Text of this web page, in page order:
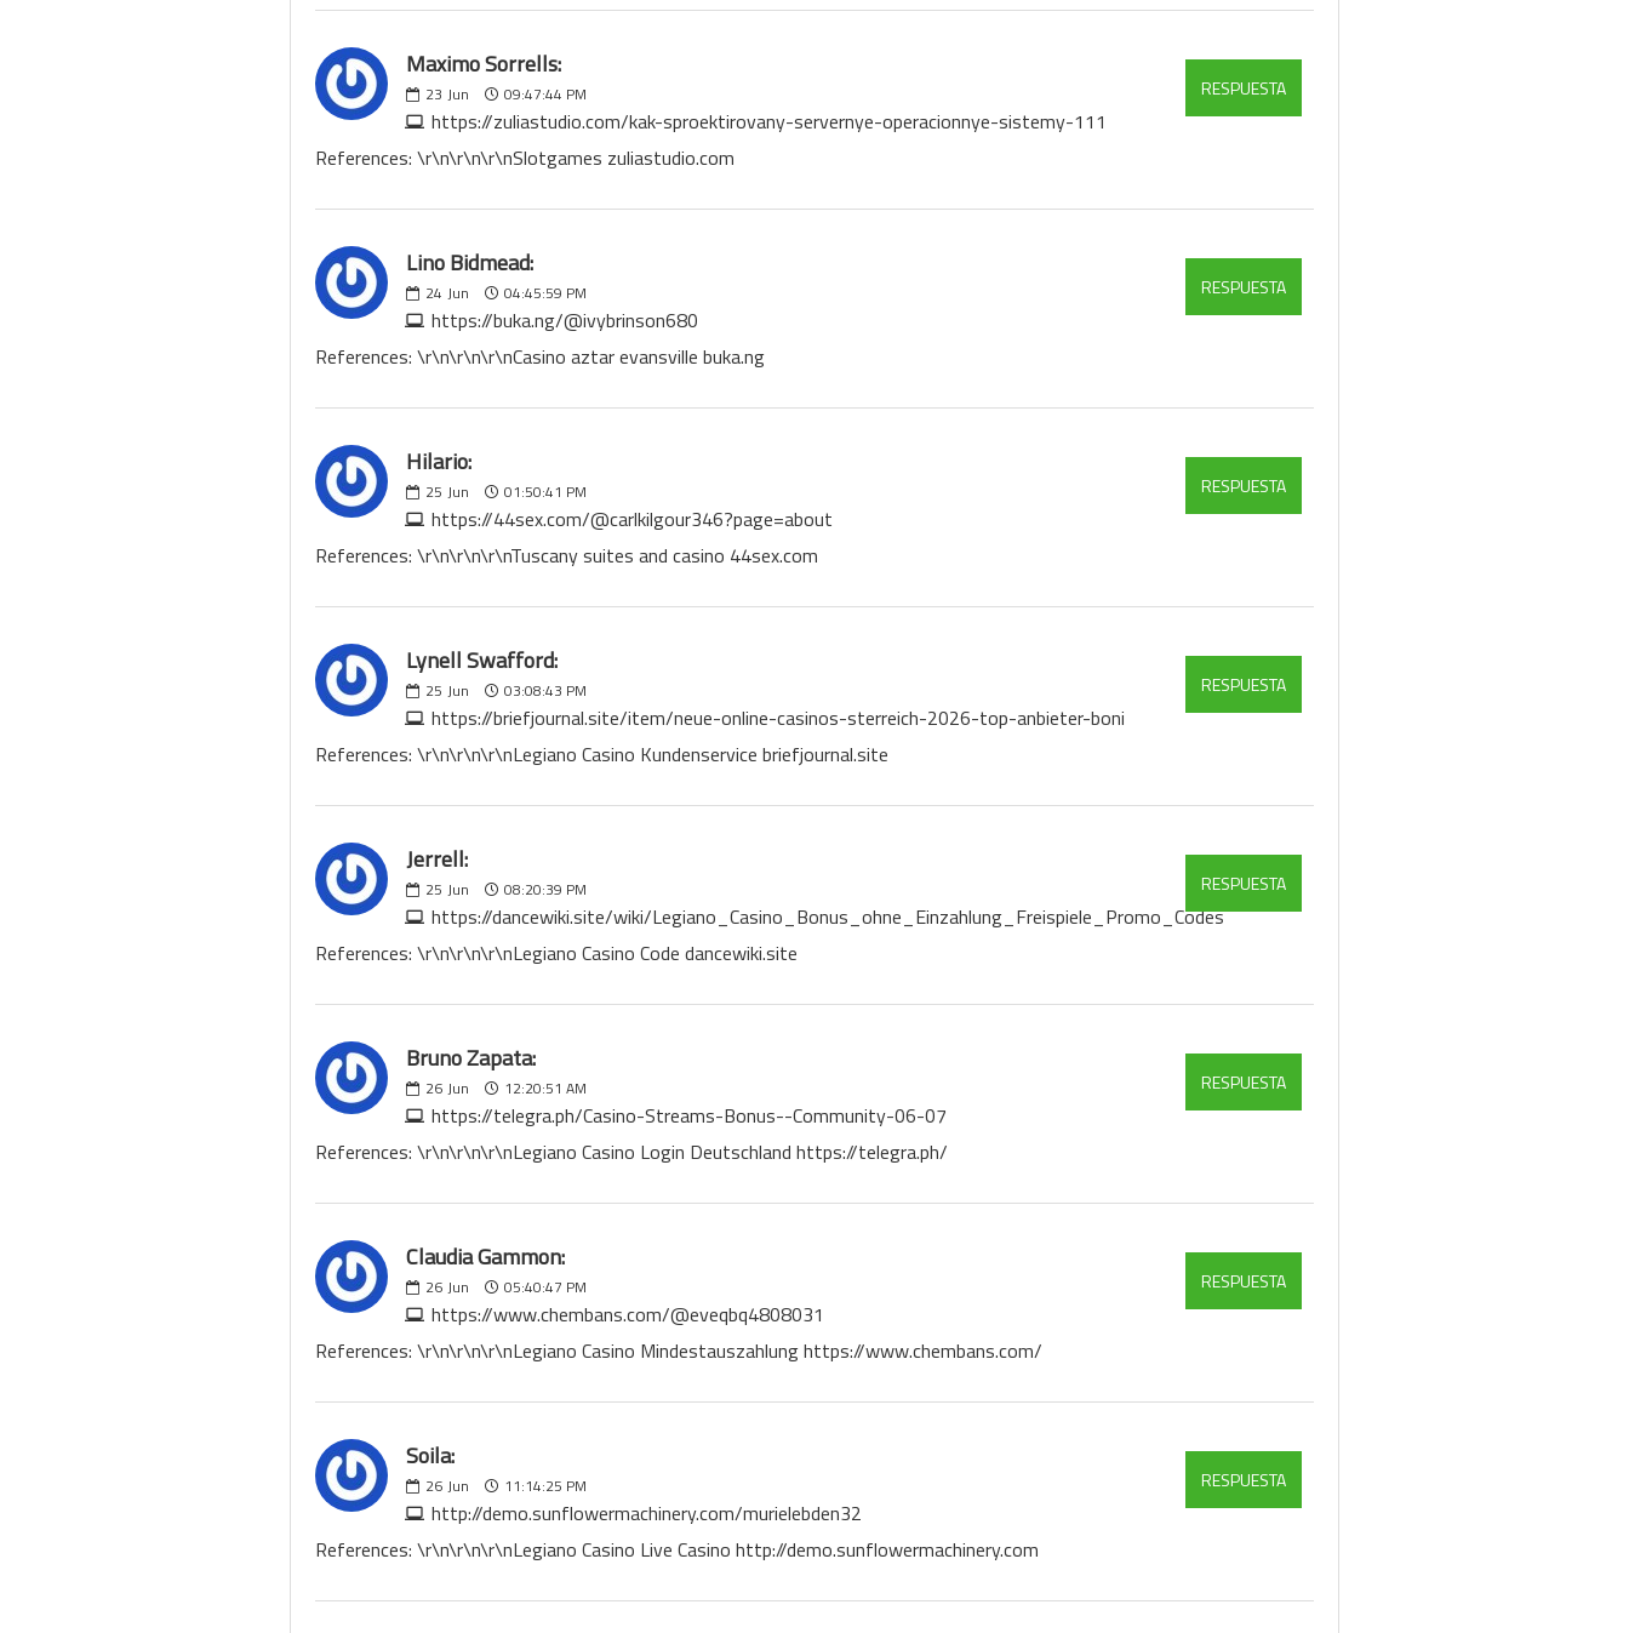
Maximo Sorrells:
23 Jun 09:47:44 PM
https://zuliastudio.com/kak-sproektirovany-servernye-operacionnye-sistemy-111
RESPUESTA
References: \r\n\r\n\r\nSlotgames zuliastudio.com
Lino Bidmead:
24 Jun 04:45:59 PM
https://buka.ng/@ivybrinson680
RESPUESTA
References: \r\n\r\n\r\nCasino aztar evansville buka.ng
Hilario:
25 Jun 01:50:41 PM
https://44sex.com/@carlkilgour346?page=about
RESPUESTA
References: \r\n\r\n\r\nTuscany suites and casino 44sex.com
Lynell Swafford:
25 Jun 03:08:43 PM
https://briefjournal.site/item/neue-online-casinos-sterreich-2026-top-anbieter-boni
RESPUESTA
References: \r\n\r\n\r\nLegiano Casino Kundenservice briefjournal.site
Jerrell:
25 Jun 08:20:39 PM
https://dancewiki.site/wiki/Legiano_Casino_Bonus_ohne_Einzahlung_Freispiele_Promo_Codes
RESPUESTA
References: \r\n\r\n\r\nLegiano Casino Code dancewiki.site
Bruno Zapata:
26 Jun 12:20:51 AM
https://telegra.ph/Casino-Streams-Bonus--Community-06-07
RESPUESTA
References: \r\n\r\n\r\nLegiano Casino Login Deutschland https://telegra.ph/
Claudia Gammon:
26 Jun 05:40:47 PM
https://www.chembans.com/@eveqbq4808031
RESPUESTA
References: \r\n\r\n\r\nLegiano Casino Mindestauszahlung https://www.chembans.com/
Soila:
26 Jun 11:14:25 PM
http://demo.sunflowermachinery.com/murielebden32
RESPUESTA
References: \r\n\r\n\r\nLegiano Casino Live Casino http://demo.sunflowermachinery.com